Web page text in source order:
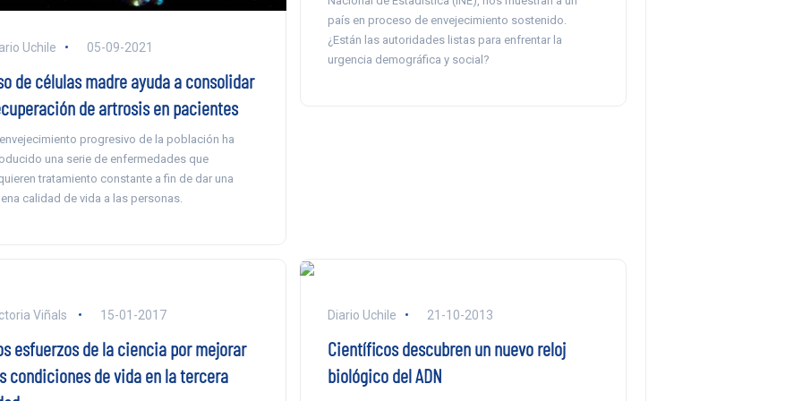
Uchile 05-09-2021
de células madre ayuda a consolidar
de artrosis en pacientes
progresivo de la población ha
una serie de enfermedades que
tratamiento constante a fin de dar una
calidad de vida a las personas.
país en proceso de envejecimiento sostenido.
¿Están las autoridades listas para enfrentar la
urgencia demográfica y social?
Viñals 15-01-2017
esfuerzos de la ciencia por mejorar
condiciones de vida en la tercera
Diario Uchile 21-10-2013
Científicos descubren un nuevo reloj
biológico del ADN